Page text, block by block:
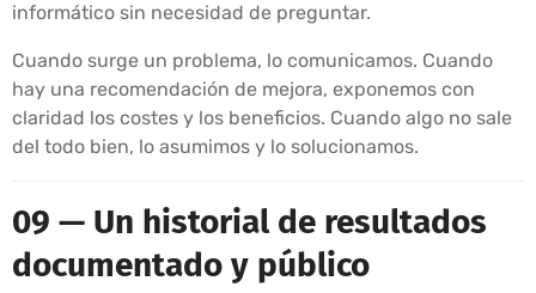
informático sin necesidad de preguntar.
Cuando surge un problema, lo comunicamos. Cuando
hay una recomendación de mejora, exponemos con
claridad los costes y los beneficios. Cuando algo no sale
del todo bien, lo asumimos y lo solucionamos.
09 — Un historial de resultados
documentado y público